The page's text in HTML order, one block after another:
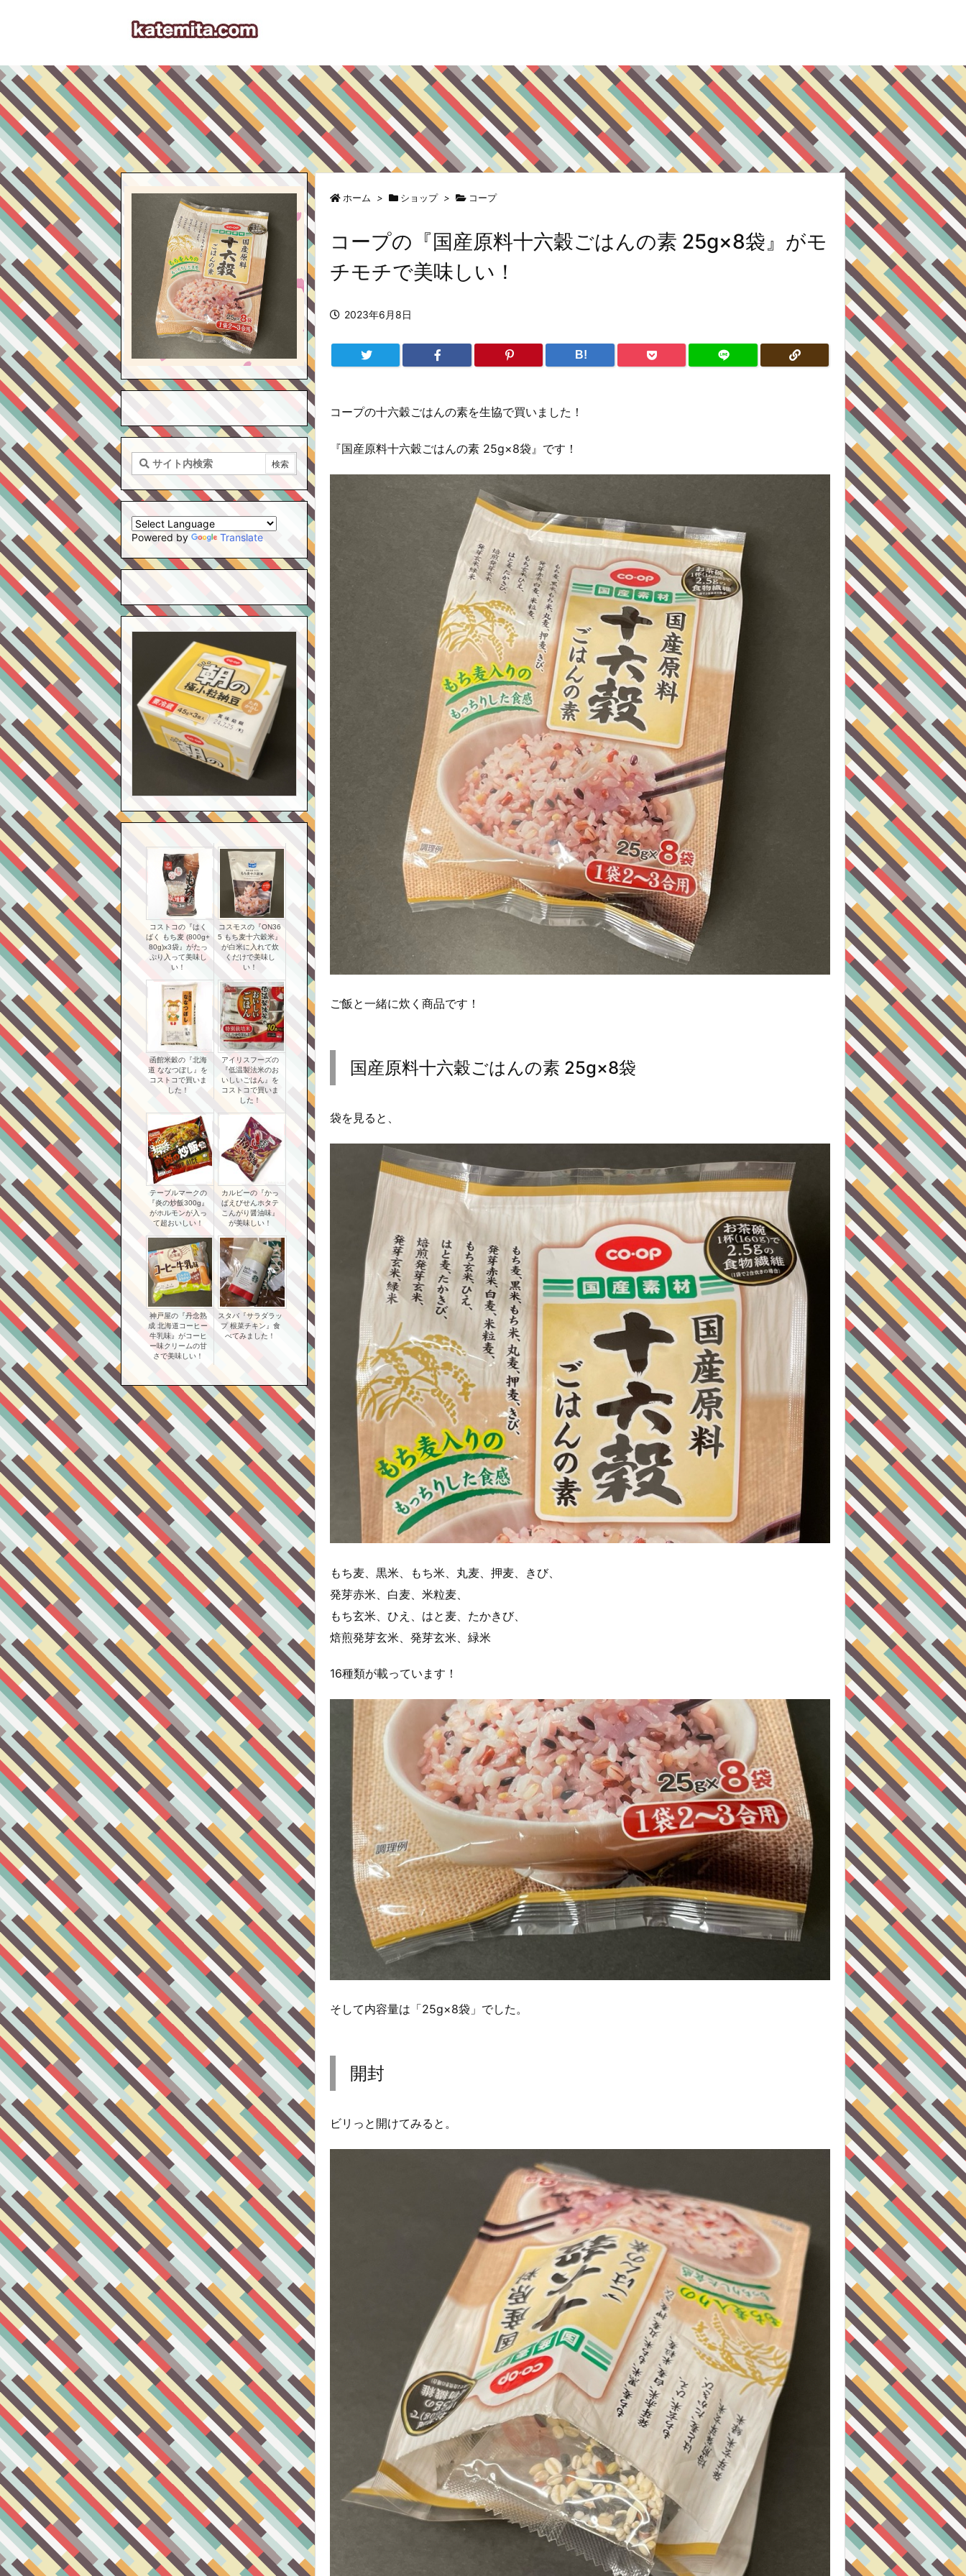
ホーム > ショップ > コープ
コープの『国産原料十六穀ごはんの素 25g×8袋』がモ
チモチで美味しい！
2023年6月8日
B!
コープの十六穀ごはんの素を生協で買いました！
『国産原料十六穀ごはんの素 25g×8袋』です！
ご飯と一緒に炊く商品です！
国産原料十六穀ごはんの素 25g×8袋
袋を見ると、
もち麦、黒米、もち米、丸麦、押麦、きび、
発芽赤米、白麦、米粒麦、
もち玄米、ひえ、はと麦、たかきび、
焙煎発芽玄米、発芽玄米、緑米
16種類が載っています！
そして内容量は「25g×8袋」でした。
開封
ビリっと開けてみると。
Powered by Translate
コストコの『はく
ばく もち麦 (800g+
80g)x3袋』がたっ
ぷり入って美味し
い！
コスモスの『ON36
5 もち麦十六穀米』
が白米に入れて炊
くだけで美味し
い！
函館米穀の『北海
道 ななつぼし』を
コストコで買いま
した！
アイリスフーズの
『低温製法米のお
いしいごはん』を
コストコで買いま
した！
テーブルマークの
『炎の炒飯300g』
がホルモンが入っ
て超おいしい！
カルビーの『かっ
ぱえびせんホタテ
こんがり醤油味』
が美味しい！
神戸屋の『丹念熟
成 北海道コーヒー
牛乳味』がコーヒ
ー味クリームの甘
さで美味しい！
スタバ『サラダラッ
プ 根菜チキン』食
べてみました！